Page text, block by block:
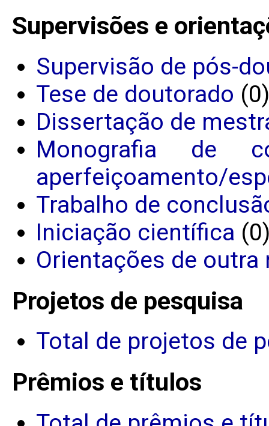
Supervisões e
Supervisão de pós-
Tese de doutorado (0)
Dissertação de
Monografia de
aperfeiçoamento/
Trabalho de
Iniciação científica
Orientações de outra
Projetos de pesquisa
Total de projetos de
Prêmios e títulos